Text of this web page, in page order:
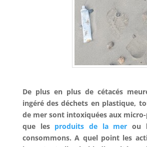
De plus en plus de cétacés
ingéré des déchets en plastique,
de mer sont intoxiquées aux
que les produits de la mer ou
consommons. A quel point les